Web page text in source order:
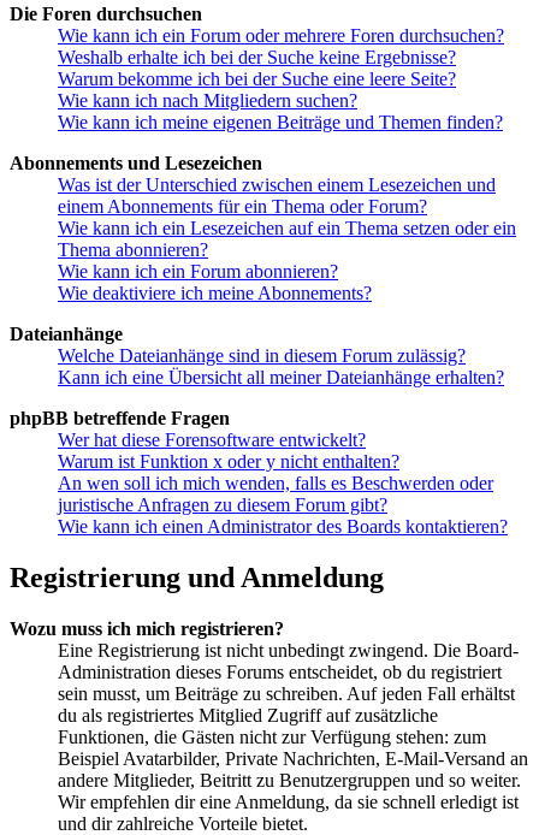
Die Foren durchsuchen
Wie kann ich ein Forum oder mehrere Foren durchsuchen?
Weshalb erhalte ich bei der Suche keine Ergebnisse?
Warum bekomme ich bei der Suche eine leere Seite?
Wie kann ich nach Mitgliedern suchen?
Wie kann ich meine eigenen Beiträge und Themen finden?
Abonnements und Lesezeichen
Was ist der Unterschied zwischen einem Lesezeichen und
einem Abonnements für ein Thema oder Forum?
Wie kann ich ein Lesezeichen auf ein Thema setzen oder ein
Thema abonnieren?
Wie kann ich ein Forum abonnieren?
Wie deaktiviere ich meine Abonnements?
Dateianhänge
Welche Dateianhänge sind in diesem Forum zulässig?
Kann ich eine Übersicht all meiner Dateianhänge erhalten?
phpBB betreffende Fragen
Wer hat diese Forensoftware entwickelt?
Warum ist Funktion x oder y nicht enthalten?
An wen soll ich mich wenden, falls es Beschwerden oder
juristische Anfragen zu diesem Forum gibt?
Wie kann ich einen Administrator des Boards kontaktieren?
Registrierung und Anmeldung
Wozu muss ich mich registrieren?
Eine Registrierung ist nicht unbedingt zwingend. Die Board-
Administration dieses Forums entscheidet, ob du registriert
sein musst, um Beiträge zu schreiben. Auf jeden Fall erhältst
du als registriertes Mitglied Zugriff auf zusätzliche
Funktionen, die Gästen nicht zur Verfügung stehen: zum
Beispiel Avatarbilder, Private Nachrichten, E-Mail-Versand an
andere Mitglieder, Beitritt zu Benutzergruppen und so weiter.
Wir empfehlen dir eine Anmeldung, da sie schnell erledigt ist
und dir zahlreiche Vorteile bietet.